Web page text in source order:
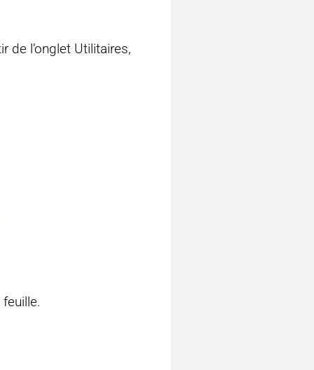
de l’onglet Utilitaires,